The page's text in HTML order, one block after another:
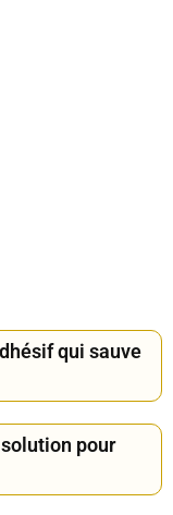
qui sauve
pour